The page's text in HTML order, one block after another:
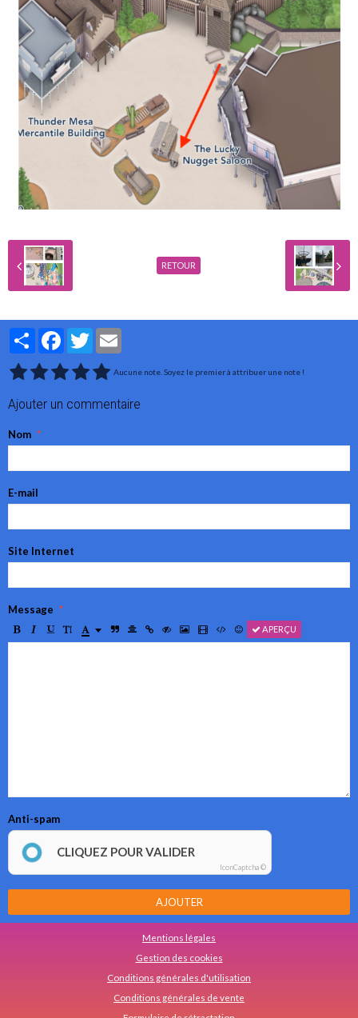
RETOUR
PartagerFacebookTwitter
Aucune note. Soyez le premier à attribuer une note !
Ajouter un commentaire
Nom
E-mail
Site Internet
Message
APERÇU
Anti-spam
CLIQUEZ POUR VALIDER
IconCaptcha ©
AJOUTER
Mentions légales
Gestion des cookies
Conditions générales d'utilisation
Conditions générales de vente